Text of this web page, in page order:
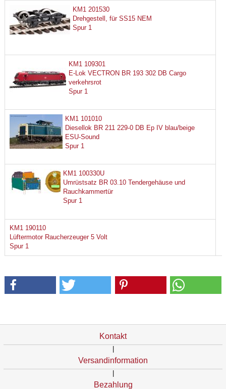
KM1 201530
Drehgestell, für SS15 NEM
Spur 1
KM1 109301
E-Lok VECTRON BR 193 302 DB Cargo
verkehrsrot
Spur 1
KM1 101010
Diesellok BR 211 229-0 DB Ep IV blau/beige
ESU-Sound
Spur 1
KM1 100330U
Umrüstsatz BR 03.10 Tendergehäuse und
Rauchkammertür
Spur 1
KM1 190110
Lüftermotor Raucherzeuger 5 Volt
Spur 1
Kontakt
Versandinformation
Bezahlung